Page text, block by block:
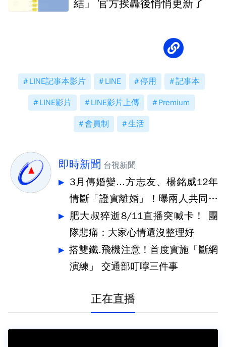
結」 官方挨轟後悄悄更新了
LINE記事本影片 LINE 停用 記事本
LINE影片 LINE影片上傳 Premium
會員制 生活
即時新聞 台視新聞
3月傳婚變...方志友、楊銘威12年
情斷「證實離婚」！曝兩人共同決
定
肥大叔猝逝8/11直播突喊卡！ 團
隊悲痛：大家心情還沒整理好
搭雙鐵.飛機注意！首度實施「斷網
演練」 交通部叮嚀三件事
正在直播